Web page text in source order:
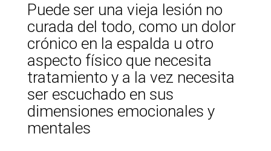
Puede ser una vieja lesión no
curada del todo, como un dolor
crónico en la espalda u otro
aspecto físico que necesita
tratamiento y a la vez necesita
ser escuchado en sus
dimensiones emocionales y
mentales